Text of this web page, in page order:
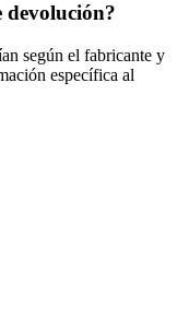
devolución?
según el fabricante y
específica al